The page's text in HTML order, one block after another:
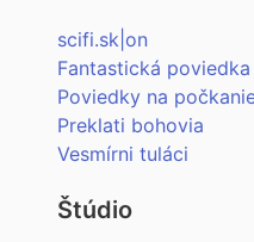
scifi.sk|on
Fantastická poviedka
Poviedky na
Preklati bohovia
Vesmírni tuláci
Štúdio